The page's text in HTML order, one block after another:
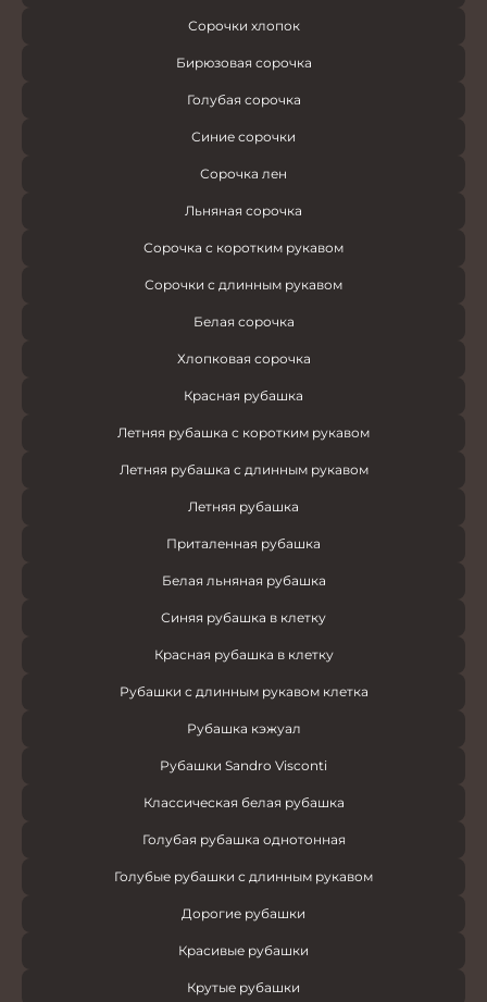
Сорочки хлопок
Бирюзовая сорочка
Голубая сорочка
Синие сорочки
Сорочка лен
Льняная сорочка
Сорочка с коротким рукавом
Сорочки с длинным рукавом
Белая сорочка
Хлопковая сорочка
Красная рубашка
Летняя рубашка с коротким рукавом
Летняя рубашка с длинным рукавом
Летняя рубашка
Приталенная рубашка
Белая льняная рубашка
Синяя рубашка в клетку
Красная рубашка в клетку
Рубашки с длинным рукавом клетка
Рубашка кэжуал
Рубашки Sandro Visconti
Классическая белая рубашка
Голубая рубашка однотонная
Голубые рубашки с длинным рукавом
Дорогие рубашки
Красивые рубашки
Крутые рубашки